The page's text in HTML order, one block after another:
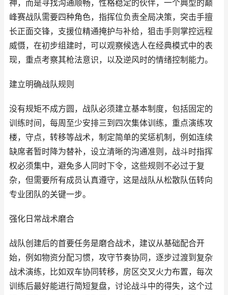
神，而是寻找沟通顺畅，性格稳定的伙伴，一个典型的巅
峰赛战队需要四种角色，指挥位负责全局决策，突击手擅
长正面交锋，支援位精通掩护与补给，狙击手则掌控远程
威慑，在初步组建时，可以观察候选人在经典模式中的表
现，重点考察其枪法意识，以及逆风时的情绪控制能力。
建立明确战队规则
没有规矩不成方圆，战队必须建立基本制度，包括固定的
训练时间，每周至少安排三到四次集体训练，重点演练攻
楼，守点，转移等战术，制定简单的奖惩机制，例如连续
缺席者暂时降为替补，设立清晰的沟通准则，战斗时指挥
权必须集中，避免多人同时下令，这些规则不必过于复
杂，但需要所有成员认真遵守，这是战队从松散队伍转向
专业团队的关键一步。
强化日常战术磨合
战队创建后的首要任务是磨合战术，建议从基础配合开
始，例如物资分配习惯，攻守节奏协同，逐步过渡到复杂
战术演练，比如双车协同转移，房区交叉火力布置，每次
训练后最好能进行简短复盘，讨论战斗中的得失，这个过